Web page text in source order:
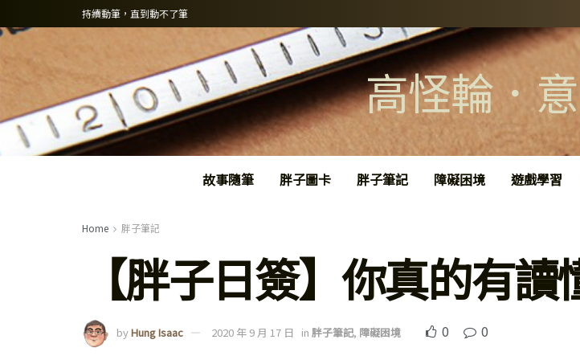
持續動筆，直到動不了筆
高怪輪．
故事隨筆 胖子圖卡 胖子筆記 障礙困境 遊戲學習
Home 胖子筆記
【胖子日簽】你真的有
byHung Isaac 2020 年 9 月 17 日 in 胖子筆記, 障礙困境 0 0